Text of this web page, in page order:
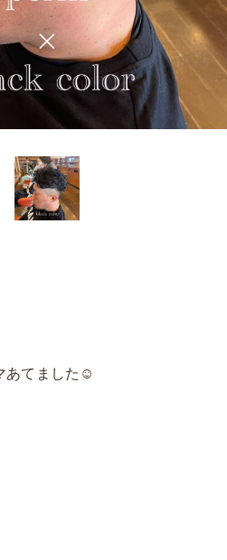
あてました☺️